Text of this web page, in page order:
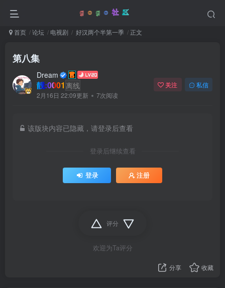
首页 论坛 电视剧 好汉两个半第一季 正文
第八集
Dream
靓:0001 离线
2月16日 22:09更新 7次阅读
关注 私信
该版块内容已隐藏，请登录后查看
登录后继续查看
登录 注册
评分
欢迎为Ta评分
分享 收藏